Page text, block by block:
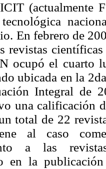
(actualmente
En febrero de
revistas
ocupó el cuarto
ubicada en la
Integral de
una calificación
total de 22
al caso
a las
en la